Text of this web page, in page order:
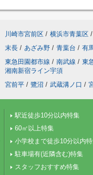
川崎市宮前区 / 横浜市青葉区 /
末長 / あざみ野 / 青葉台 / 有
東急田園都市線 / 南武線 / 東
湘南新宿ライン宇須
宮前平 / 鷺沼 / 武蔵溝ノ口 /
駅近徒歩10分以内特集
60㎡以上特集
小学校まで徒歩10分以内
駐車場有(近隣含む)特集
スタッフおすすめ特集